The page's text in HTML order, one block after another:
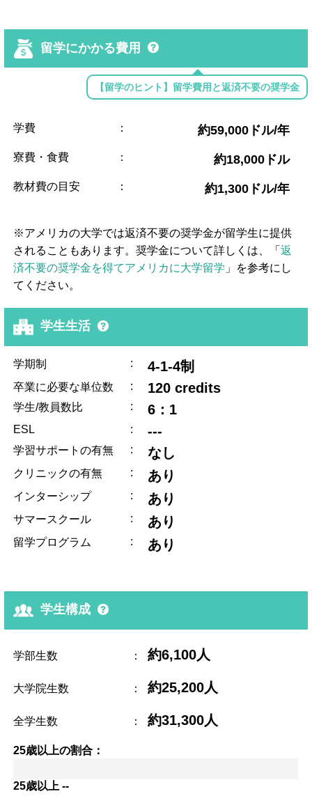
留学にかかる費用
【留学のヒント】留学費用と返済不要の奨学金
学費 ： 約59,000ドル/年
寮費・食費 ： 約18,000ドル
教材費の目安 ： 約1,300ドル/年
※アメリカの大学では返済不要の奨学金が留学生に提供
されることもあります。奨学金について詳しくは、「返
済不要の奨学金を得てアメリカに大学留学 」を参考にし
てください。
学生生活
学期制 : 4-1-4制
卒業に必要な単位数 : 120 credits
学生/教員数比 : 6：1
ESL : ---
学習サポートの有無 : なし
クリニックの有無 : あり
インターシップ : あり
サマースクール : あり
留学プログラム : あり
学生構成
学部生数 ： 約6,100人
大学院生数 ： 約25,200人
全学生数 ： 約31,300人
25歳以上の割合：
25歳以上 --